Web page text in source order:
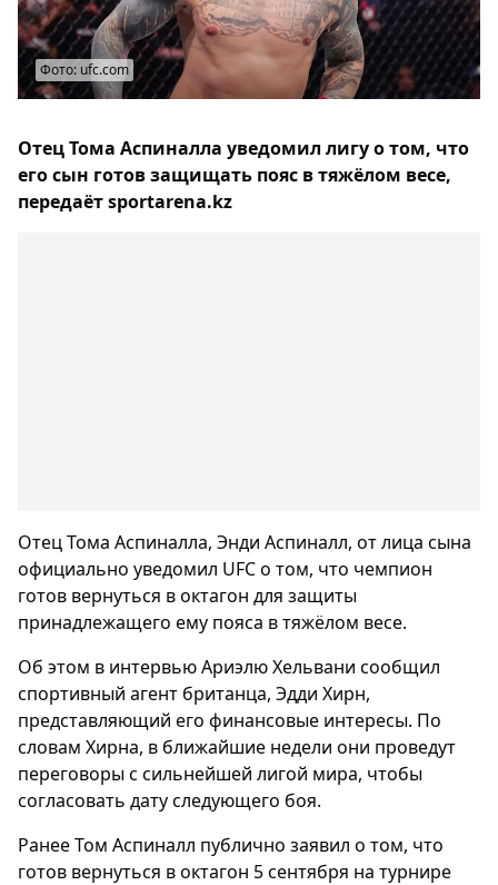
Фото: ufc.com
Отец Тома Аспиналла уведомил лигу о том, что
его сын готов защищать пояс в тяжёлом весе,
передаёт sportarena.kz
Отец Тома Аспиналла, Энди Аспиналл, от лица сына
официально уведомил UFC о том, что чемпион
готов вернуться в октагон для защиты
принадлежащего ему пояса в тяжёлом весе.
Об этом в интервью Ариэлю Хельвани сообщил
спортивный агент британца, Эдди Хирн,
представляющий его финансовые интересы. По
словам Хирна, в ближайшие недели они проведут
переговоры с сильнейшей лигой мира, чтобы
согласовать дату следующего боя.
Ранее Том Аспиналл публично заявил о том, что
готов вернуться в октагон 5 сентября на турнире